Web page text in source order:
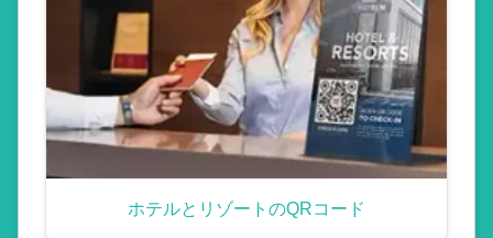
ホテルとリゾートのQRコード